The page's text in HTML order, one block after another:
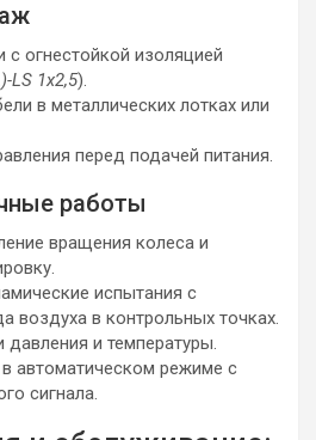
с огнестойкой изоляцией
LS 1х2,5).
в металлических лотках или
перед подачей питания.
работы
вращения колеса и
испытания с
воздуха в контрольных точках.
давления и температуры.
в автоматическом режиме с
сигнала.